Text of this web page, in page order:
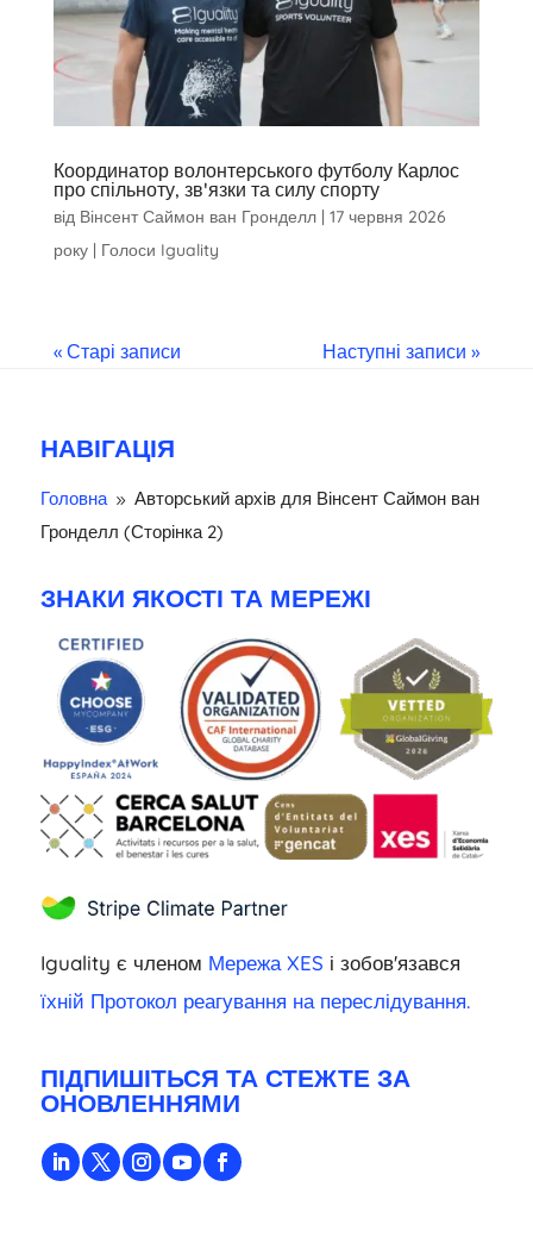
Координатор волонтерського футболу Карлос
про спільноту, зв'язки та силу спорту
від Вінсент Саймон ван Гронделл| 17 червня 2026
року| Голоси Iguality
« Старі записи Наступні записи »
НАВІГАЦІЯ
Головна 9 Авторський архів для Вінсент Саймон ван
Гронделл (Сторінка 2)
ЗНАКИ ЯКОСТІ ТА МЕРЕЖІ
Iguality є членом Мережа XES і зобов'язався
їхній Протокол реагування на переслідування.
ПІДПИШІТЬСЯ ТА СТЕЖТЕ ЗА
ОНОВЛЕННЯМИ